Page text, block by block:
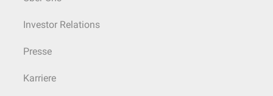
Investor Relations
Presse
Karriere